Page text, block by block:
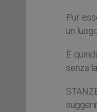
Pur
un
È
senza